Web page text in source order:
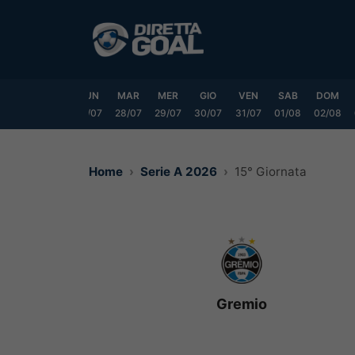
LUN
27/07
MAR
28/07
MER
29/07
GIO
30/07
VEN
31/07
SAB
01/08
DOM
02/08
Home Serie A 2026 15° Giornata
Gremio